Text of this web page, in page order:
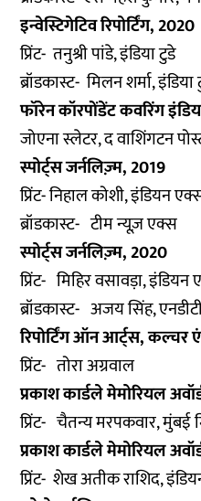
इन्वेस्टिगेटिव रिपोर्टिंग, 2020
प्रिंट- तनुश्री पांडे, इंडिया टुडे
ब्रॉडकास्ट- मिलन शर्मा, इंडिया
फॉरेन कॉरपोंडेंट कवरिंग
जोएना स्लेटर, द वाशिंगटन
स्पोर्ट्स जर्नलिज़्म, 2019
प्रिंट- निहाल कोशी, इंडियन
ब्रॉडकास्ट- टीम न्यूज़ एक्स
स्पोर्ट्स जर्नलिज़्म, 2020
प्रिंट- मिहिर वसावड़ा, इंडियन
ब्रॉडकास्ट- अजय सिंह,
रिपोर्टिंग ऑन आर्ट्स, कल्चर
प्रिंट- तोरा अग्रवाल
प्रकाश कार्डले मेमोरियल
प्रिंट- चैतन्य मरपकवार, मुंबई
प्रकाश कार्डले मेमोरियल
प्रिंट- शेख अतीक राशिद,